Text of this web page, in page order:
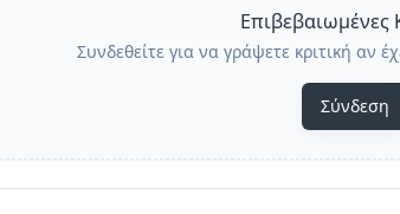
Επιβεβαιωμένες
Συνδεθείτε για να γράψετε κριτική αν
Σύνδεση